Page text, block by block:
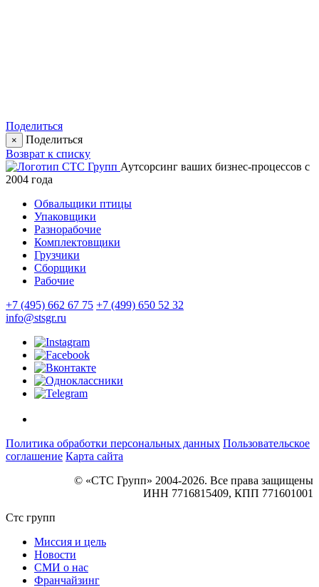
Поделиться
×
Поделиться
Возврат к списку
Аутсорсинг ваших бизнес-процессов с
2004 года
Обвальщики птицы
Упаковщики
Разнорабочие
Комплектовщики
Грузчики
Сборщики
Рабочие
+7 (495) 662 67 75 +7 (499) 650 52 32
info@stsgr.ru
Политика обработки персональных данных Пользовательское
соглашение Карта сайта
© «СТС Групп» 2004-2026. Все права защищены
ИНН 7716815409, КПП 771601001
Стс групп
Миссия и цель
Новости
СМИ о нас
Франчайзинг